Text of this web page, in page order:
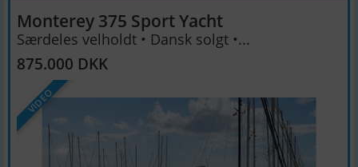
Monterey 375 Sport Yacht
Særdeles velholdt • Dansk solgt •...
875.000 DKK
VIDEO